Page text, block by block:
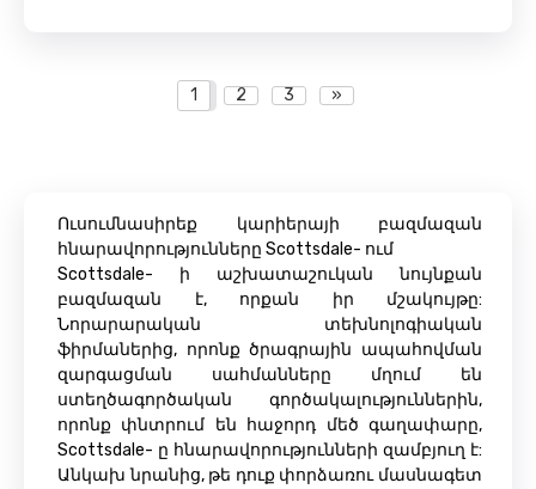
1 2 3 »
Ուսումնասիրեք կարիերայի բազմազան
հնարավորությունները Scottsdale- ում
Scottsdale- ի աշխատաշուկան նույնքան
բազմազան է, որքան իր մշակույթը:
Նորարարական տեխնոլոգիական
ֆիրմաներից, որոնք ծրագրային ապահովման
զարգացման սահմանները մղում են
ստեղծագործական գործակալություններին,
որոնք փնտրում են հաջորդ մեծ գաղափարը,
Scottsdale- ը հնարավորությունների զամբյուղ է:
Անկախ նրանից, թե դուք փորձառու մասնագետ